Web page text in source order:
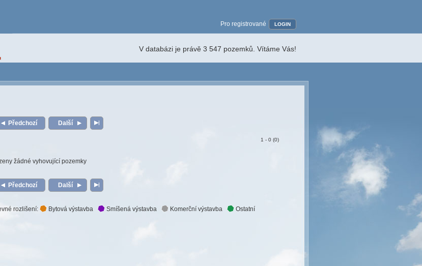
Pro registrované LOGIN
V databázi je právě 3 547 pozemků. Vítáme Vás!
Předchozí Další
1 - 0 (0)
žádné vyhovující pozemky
Předchozí Další
rozlišení: Bytová výstavba Smíšená výstavba Komerční výstavba Ostatní